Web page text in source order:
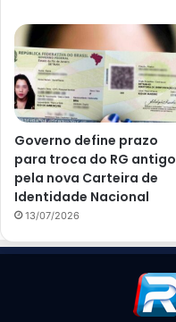
Governo define prazo
para troca do RG antigo
pela nova Carteira de
Identidade Nacional
13/07/2026